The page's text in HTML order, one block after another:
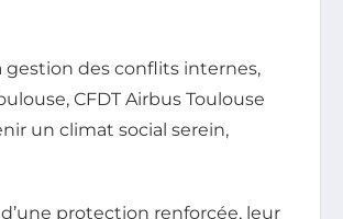
gestion des conflits internes,
CFDT Airbus Toulouse
un climat social serein,
protection renforcée, leur